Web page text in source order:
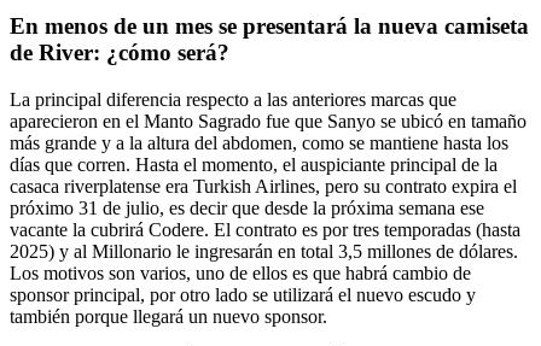
En menos de un mes se presentará la nueva camiseta
de River: ¿cómo será?
La principal diferencia respecto a las anteriores marcas que
aparecieron en el Manto Sagrado fue que Sanyo se ubicó en tamaño
más grande y a la altura del abdomen, como se mantiene hasta los
días que corren. Hasta el momento, el auspiciante principal de la
casaca riverplatense era Turkish Airlines, pero su contrato expira el
próximo 31 de julio, es decir que desde la próxima semana ese
vacante la cubrirá Codere. El contrato es por tres temporadas (hasta
2025) y al Millonario le ingresarán en total 3,5 millones de dólares.
Los motivos son varios, uno de ellos es que habrá cambio de
sponsor principal, por otro lado se utilizará el nuevo escudo y
también porque llegará un nuevo sponsor.